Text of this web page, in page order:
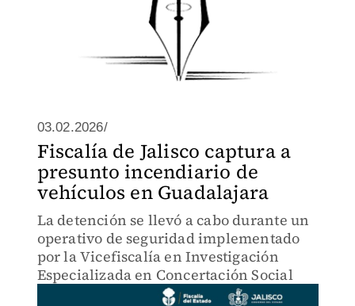
03.02.2026/
Fiscalía de Jalisco captura a
presunto incendiario de
vehículos en Guadalajara
La detención se llevó a cabo durante un
operativo de seguridad implementado
por la Vicefiscalía en Investigación
Especializada en Concertación Social